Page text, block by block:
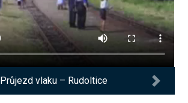
Průjezd vlaku – Rudoltice